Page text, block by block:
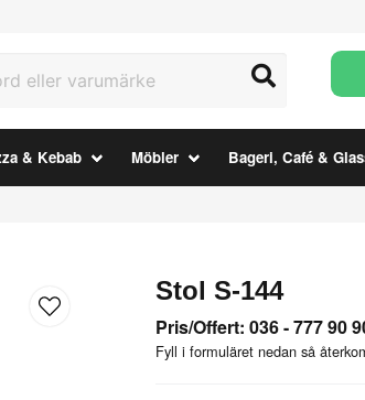
& Kebab Möbler Bageri, Café &
Stol S-144
Pris/Offert: 036 - 777 90
Fyll i formuläret nedan så